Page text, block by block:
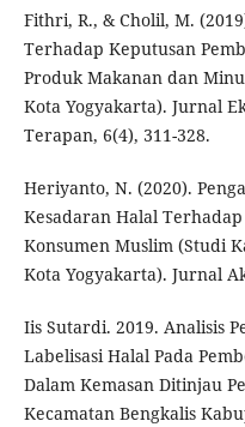
Fithri, R., & Cholil, M.
Terhadap Keputusan
Produk Makanan dan
Kota Yogyakarta). Jurnal
Terapan, 6(4), 311-328.
Heriyanto, N. (2020).
Kesadaran Halal
Konsumen Muslim (Studi
Kota Yogyakarta). Jurnal
Iis Sutardi. 2019. Analisis
Labelisasi Halal Pada
Dalam Kemasan Ditinjau
Kecamatan Bengkalis